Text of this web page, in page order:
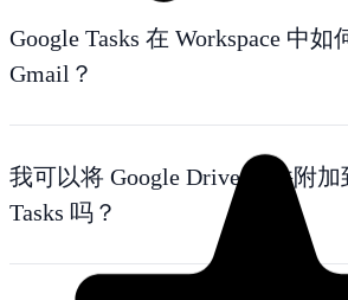
Google Tasks 在 Workspace 中如
Gmail？
我可以将 Google Drive 文件附加
Tasks 吗？